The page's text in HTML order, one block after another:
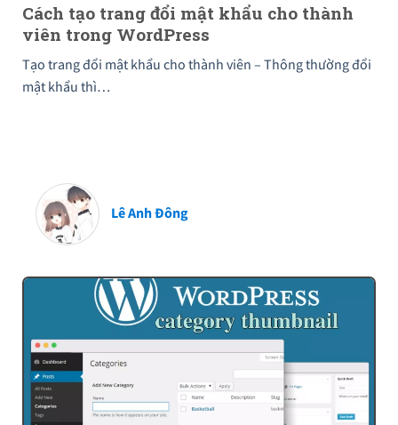
Cách tạo trang đổi mật khẩu cho thành
viên trong WordPress
Tạo trang đổi mật khẩu cho thành viên – Thông thường đổi
mật khẩu thì…
Lê Anh Đông